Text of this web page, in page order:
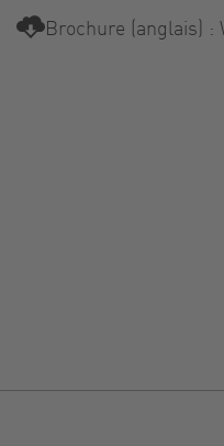
Brochure (anglais)